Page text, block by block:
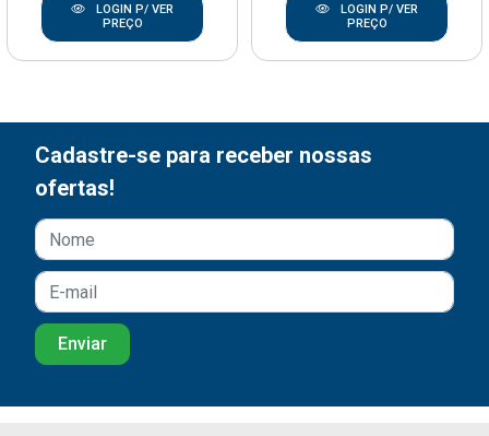
LOGIN P/ VER
PREÇO
LOGIN P/ VER
PREÇO
Cadastre-se para receber nossas
ofertas!